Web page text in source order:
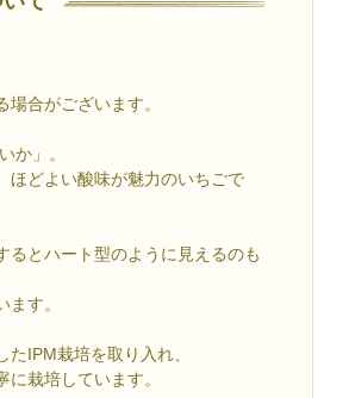
合がございます。
か」。
ほどよい酸味が魅力のいちごで
るとハート型のように見えるのも
す。
たIPM栽培を取り入れ、
栽培しています。